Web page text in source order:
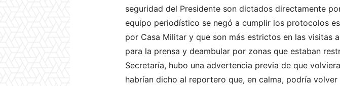
seguridad del Presidente son dictados directamente
equipo periodístico se negó a cumplir los protocolos
por Casa Militar y que son más estrictos en las
para la prensa y deambular por zonas que estaban
Secretaría, hubo una advertencia previa de que
habrían dicho al reportero que, en calma, podría